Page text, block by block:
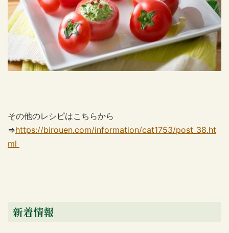
その他のレシピはこちらから
⇒https://birouen.com/information/cat1753/post_38.ht
ml
新着情報